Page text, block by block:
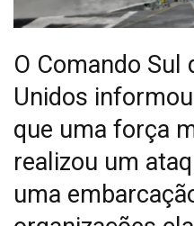
O Comando Sul
Unidos
que uma força
realizou um
uma